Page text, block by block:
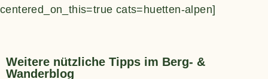
centered_on_this=true cats=huetten-alpen]
Weitere nützliche Tipps im Berg- &
Wanderblog